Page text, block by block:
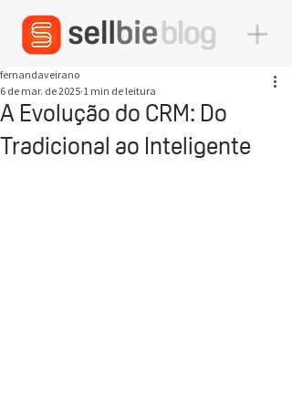
A Evolução do CRM: Do
Tradicional ao Inteligente
fernandaveirano
6 de mar. de 2025 1 min de leitura